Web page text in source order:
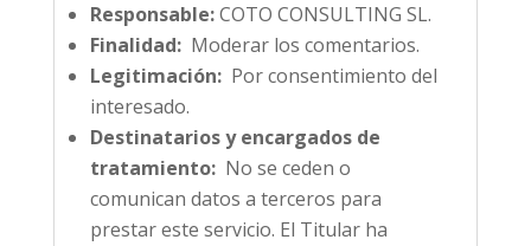
Responsable:COTO CONSULTING SL.
Finalidad:Moderar los comentarios.
Legitimación:Por consentimiento del
interesado.
Destinatarios y encargados de
tratamiento:No se ceden o
comunican datos a terceros para
prestar este servicio. El Titular ha